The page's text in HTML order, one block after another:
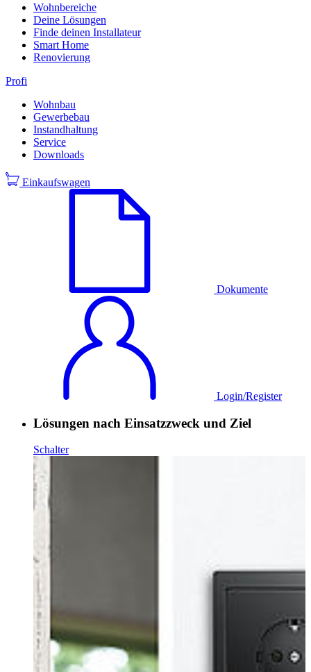
Wohnbereiche
Deine Lösungen
Finde deinen Installateur
Smart Home
Renovierung
Profi
Wohnbau
Gewerbebau
Instandhaltung
Service
Downloads
Einkaufswagen
Dokumente
Login/Register
Lösungen nach Einsatzzweck und Ziel
Schalter